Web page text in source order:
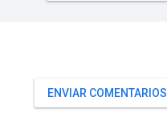
ENVIAR COMENTARIOS